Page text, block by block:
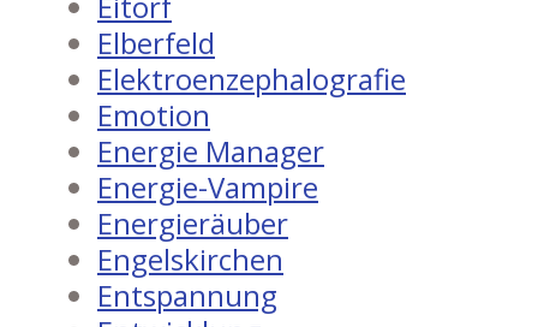
Elberfeld
Elektroenzephalografie
Emotion
Energie Manager
Energie-Vampire
Energieräuber
Engelskirchen
Entspannung